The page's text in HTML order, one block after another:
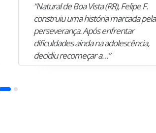
“Natural de Boa Vista (RR), Felipe F.
construiu uma história marcada pela
perseverança. Após enfrentar
dificuldades ainda na adolescência,
decidiu recomeçar a…”